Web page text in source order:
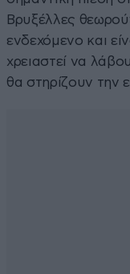
Βρυξέλλες
ενδεχόμενο και
χρειαστεί να
θα στηρίζουν την